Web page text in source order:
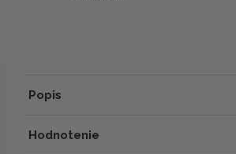
Popis
Hodnotenie